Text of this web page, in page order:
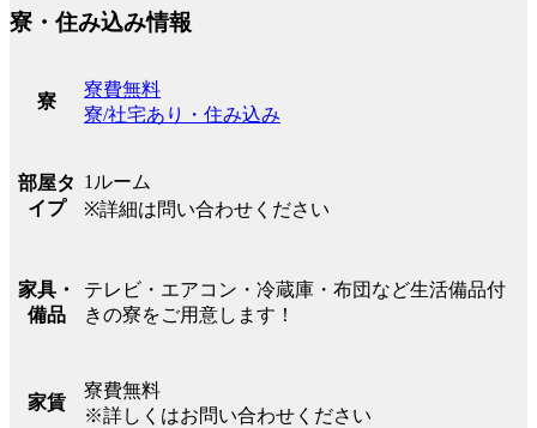
寮・住み込み情報
寮
寮費無料
寮/社宅あり・住み込み
部屋タ
イプ
1ルーム
※詳細は問い合わせください
家具・
備品
テレビ・エアコン・冷蔵庫・布団など生活備品付
きの寮をご用意します！
家賃
寮費無料
※詳しくはお問い合わせください